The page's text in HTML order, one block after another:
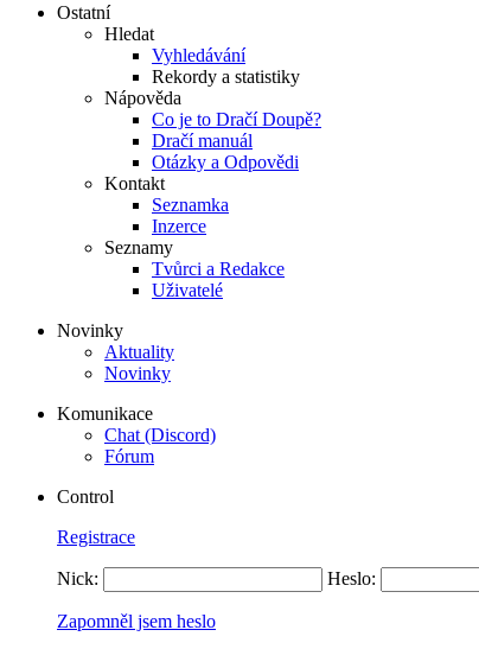
Ostatní
Hledat
Vyhledávání
Rekordy a statistiky
Nápověda
Co je to Dračí Doupě?
Dračí manuál
Otázky a Odpovědi
Kontakt
Seznamka
Inzerce
Seznamy
Tvůrci a Redakce
Uživatelé
Novinky
Aktuality
Novinky
Komunikace
Chat (Discord)
Fórum
Control
Registrace
Nick: Heslo:
Zapomněl jsem heslo